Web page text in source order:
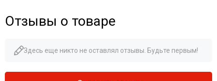
Отзывы о товаре
Здесь еще никто не оставлял отзывы. Будьте первым!